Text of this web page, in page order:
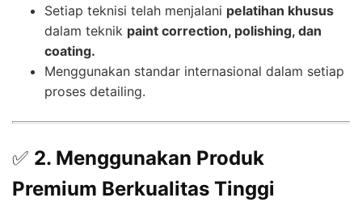
Setiap teknisi telah menjalani pelatihan khusus
dalam teknik paint correction, polishing, dan
coating.
Menggunakan standar internasional dalam setiap
proses detailing.
✅ 2. Menggunakan Produk
Premium Berkualitas Tinggi